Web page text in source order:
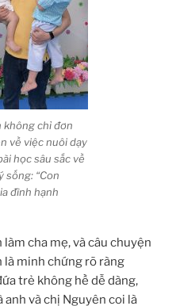
không chỉ đơn
về việc nuôi dạy
học sâu sắc về
sống: “Con
đình hạnh
cha mẹ, và câu chuyện
là minh chứng rõ ràng
trẻ không hề dễ dàng,
và chị Nguyên coi là